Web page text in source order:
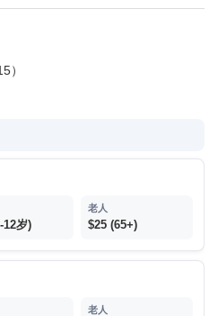
NJ 07302
Hills, Parsippany, NJ
）
12岁) $25 (65+)